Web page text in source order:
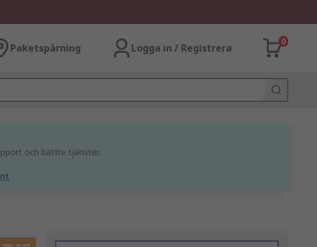
Paketspårning Logga in / Registrera
0
och bättre tjänster.